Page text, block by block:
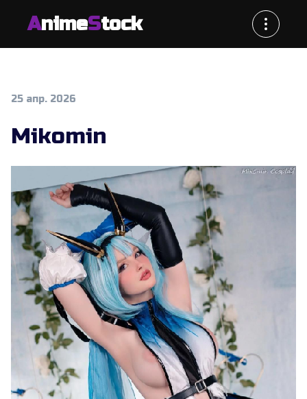
AnimeStock
25 апр. 2026
Mikomin